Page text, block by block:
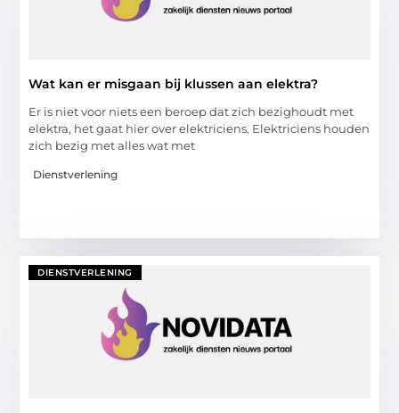
Wat kan er misgaan bij klussen aan elektra?
Er is niet voor niets een beroep dat zich bezighoudt met
elektra, het gaat hier over elektriciens. Elektriciens houden
zich bezig met alles wat met
Dienstverlening
DIENSTVERLENING